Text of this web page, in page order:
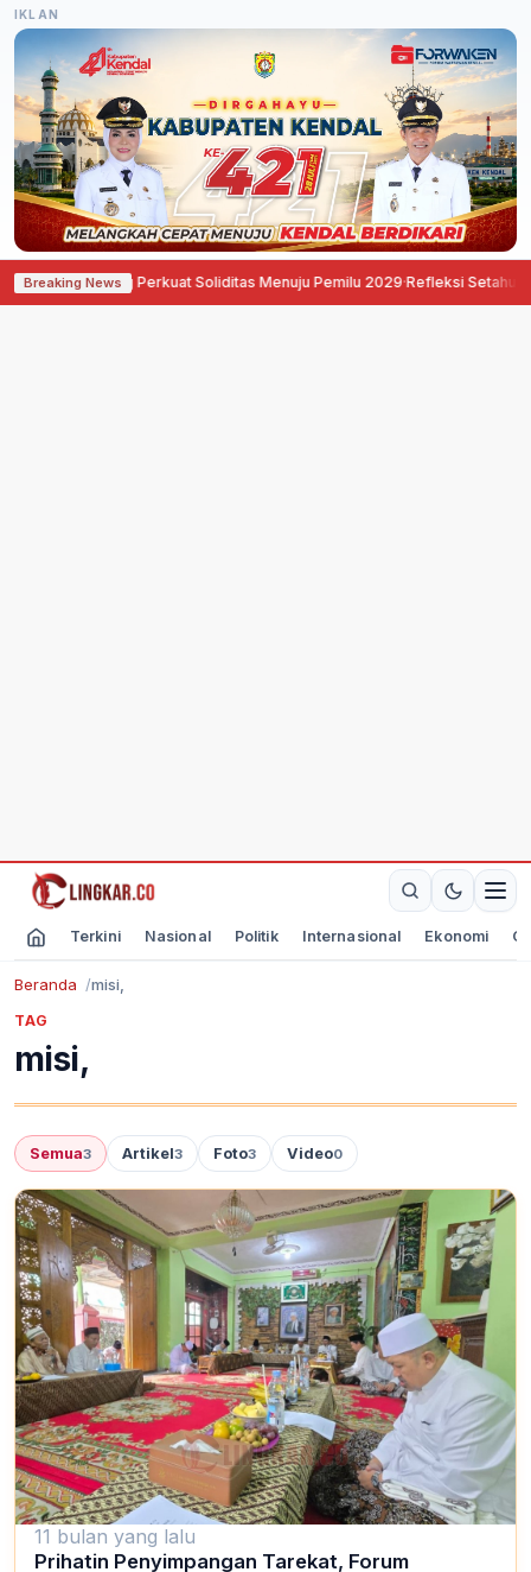
IKLAN
Breaking News
Semarang Perkuat Soliditas Menuju Pemilu 2029·Refleksi Setahun
Terkini Nasional Politik Internasional Ekonomi
Beranda misi,
TAG
misi,
Semua3 Artikel3 Foto3 Video0
11 bulan yang lalu
Prihatin Penyimpangan Tarekat, Forum